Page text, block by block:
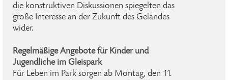
die konstruktiven Diskussionen spiegelten das
große Interesse an der Zukunft des Geländes
wider.
Regelmäßige Angebote für Kinder und
Jugendliche im Gleispark
Für Leben im Park sorgen ab Montag, den 11.